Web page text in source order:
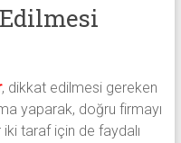
, dikkat edilmesi gereken
yaparak, doğru firmayı
taraf için de faydalı